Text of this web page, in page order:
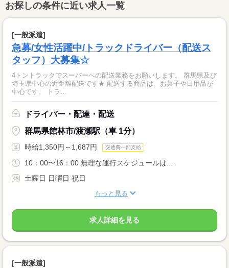
お探しの条件に近い求人一覧
[一般派遣]
急募/女性活躍中/トラックドライバー（配送ス
タッフ）大募集☆
4トントラックでスーパーへの配送業務をお願いします。 群馬県及び
埼玉県中心の近距離配送です★ 配送する商品は、お菓子や日用品が
中心です。 トラ...
ドライバー・配達・配送
群馬県館林市/渡瀬駅（車 1分）
時給1,350円～1,687円 交通費一部支給
10：00〜16：00 無理な運行スケジュールは...
土曜日 日曜日 祝日
もっと見る
求人詳細を見る
[一般派遣]